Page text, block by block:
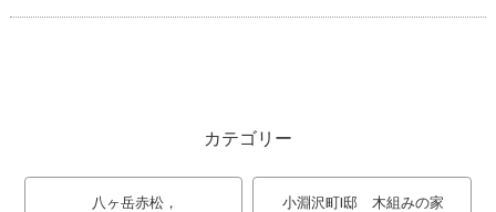
カテゴリー
八ヶ岳赤松， 小淵沢町I邸 木組みの家